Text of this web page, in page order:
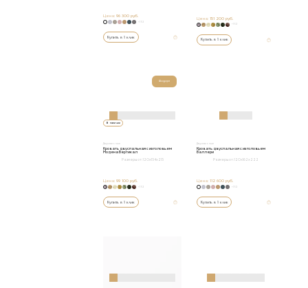
Цена: 96 300 руб.
+152
Купить в 1 клик
Цена:151 200 руб.
Купить в 1 клик
В наличии
Шоурум
Двуспальные
Кровать двуспальная с изголовьем
Модена Вертикал
Размеры от: 120х154х215
Цена: 99 100 руб.
+152
Купить в 1 клик
Двуспальные
Кровать двуспальная с изголовьем
Валлери
Размеры от: 120х162х222
Цена:112 600 руб.
+152
Купить в 1 клик